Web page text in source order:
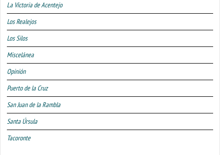
La Victoria de Acentejo
Los Realejos
Los Silos
Miscelánea
Opinión
Puerto de la Cruz
San Juan de la Rambla
Santa Úrsula
Tacoronte